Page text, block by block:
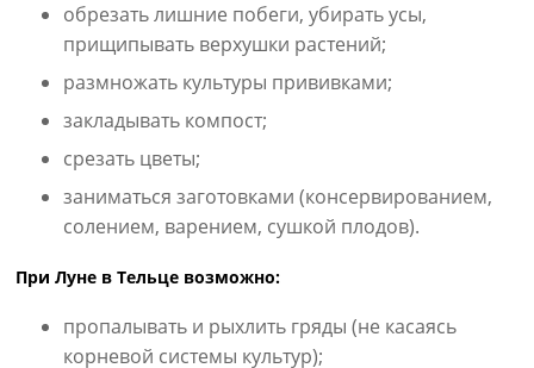
обрезать лишние побеги, убирать усы,
прищипывать верхушки растений;
размножать культуры прививками;
закладывать компост;
срезать цветы;
заниматься заготовками (консервированием,
солением, варением, сушкой плодов).
При Луне в Тельце возможно:
пропалывать и рыхлить гряды (не касаясь
корневой системы культур);